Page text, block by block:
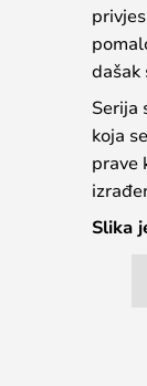
dašak
Serija
koja
prave
Slika